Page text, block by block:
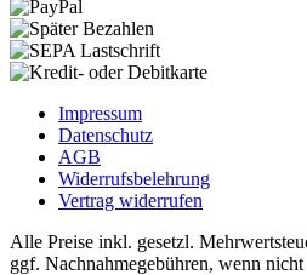
Impressum
Datenschutz
AGB
Widerrufsbelehrung
Vertrag widerrufen
Alle Preise inkl. gesetzl.
ggf. Nachnahmegebühren, wenn nicht